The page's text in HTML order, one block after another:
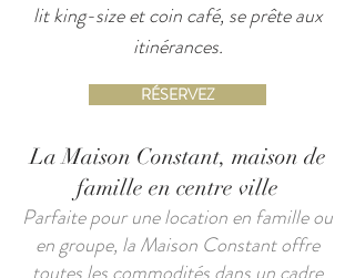
lit king-size et coin café, se prête aux
itinérances.
RÉSERVEZ
La Maison Constant, maison de
famille en centre ville
Parfaite pour une location en famille ou
en groupe, la Maison Constant offre